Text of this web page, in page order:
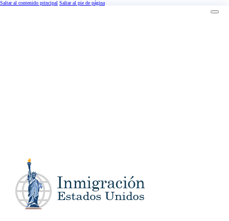
Saltar al contenido principal Saltar al pie de página